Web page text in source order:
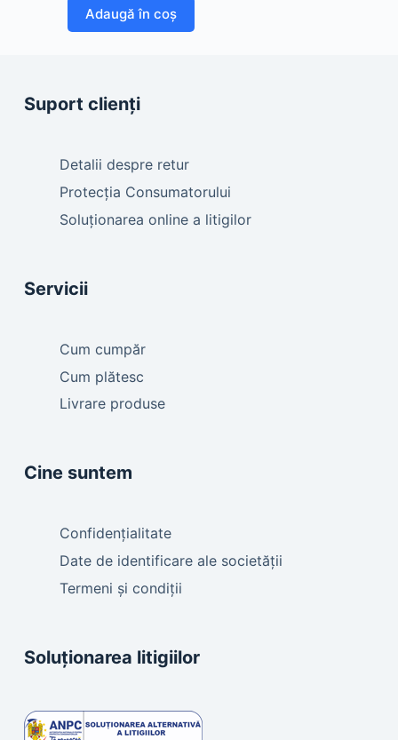
Adaugă în coș
Suport clienți
Detalii despre retur
Protecția Consumatorului
Soluționarea online a litigilor
Servicii
Cum cumpăr
Cum plătesc
Livrare produse
Cine suntem
Confidențialitate
Date de identificare ale societății
Termeni și condiții
Soluționarea litigiilor